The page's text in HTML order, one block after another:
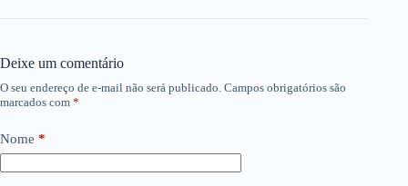
Deixe um comentário
O seu endereço de e-mail não será publicado. Campos obrigatórios são
marcados com *
Nome *